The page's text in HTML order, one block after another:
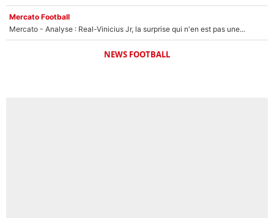
Mercato Football
Mercato - Analyse : Real-Vinicius Jr, la surprise qui n'en est pas une...
NEWS FOOTBALL